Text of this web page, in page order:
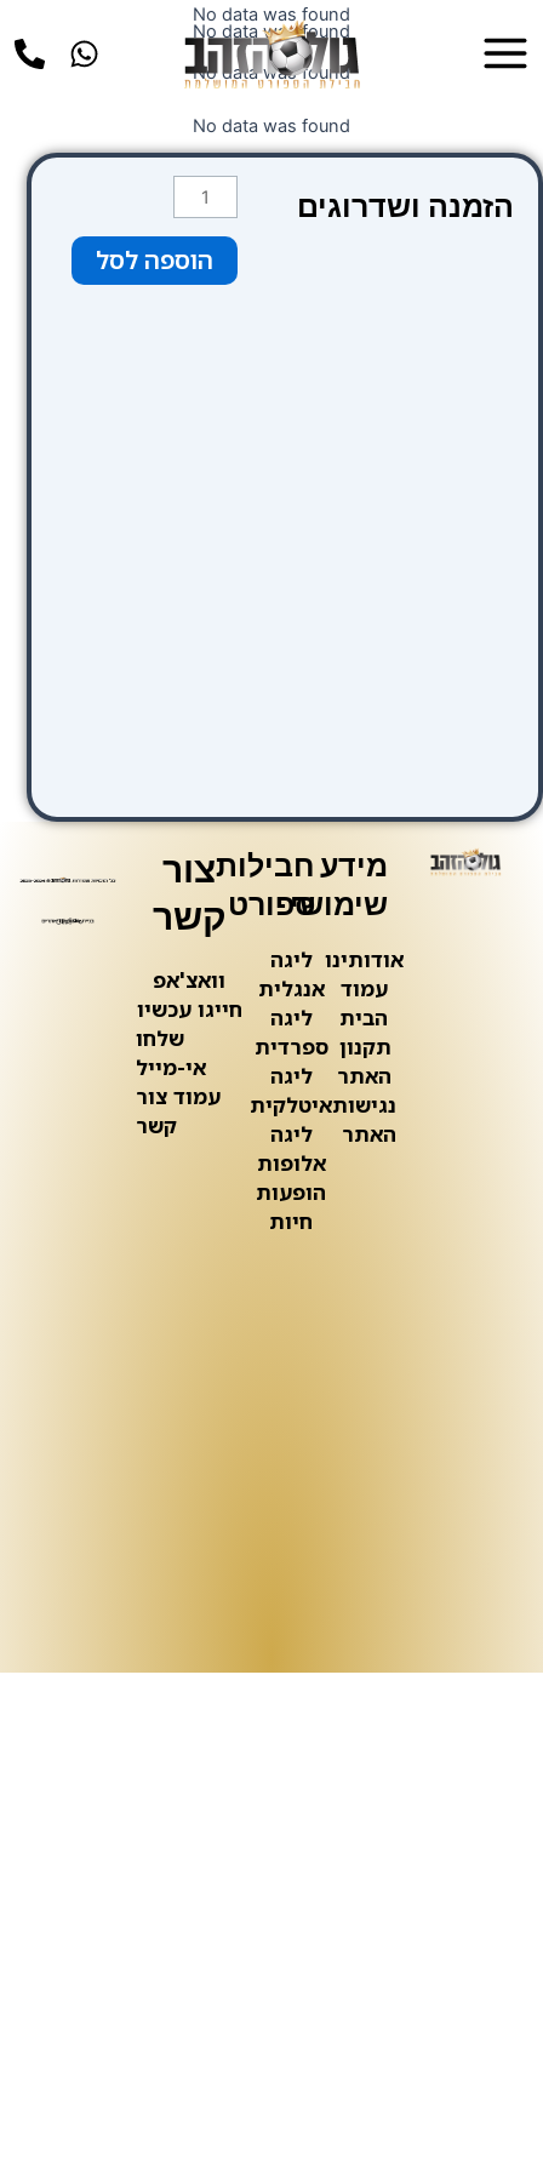
לתוכן
Menu
No data was found
No data was found
No data was found
No data was found
הזמנה ושדרוגים
כמות
של
כרטיס
בסיסי
הוספה לסל
מידע
שימושי
אודותינו
עמוד
הבית
תקנון
האתר
נגישות
האתר
חבילות
ספורט
ליגה
אנגלית
ליגה
ספרדית
ליגה
איטלקית
ליגה
אלופות
הופעות
חיות
צור
קשר
וואצ'אפ
חייגו עכשיו
שלחו
אי-מייל
עמוד צור
קשר